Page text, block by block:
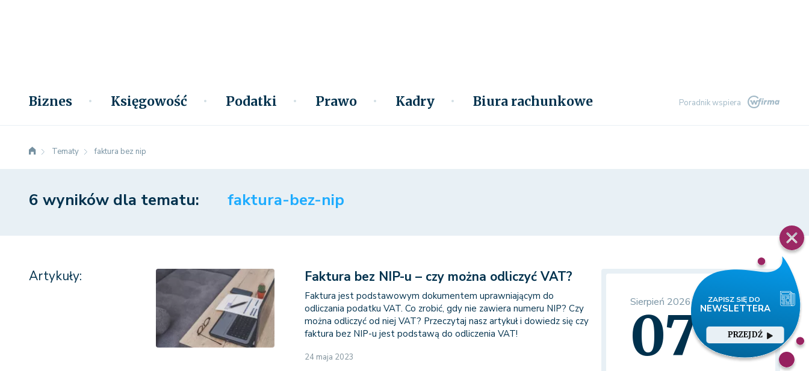
Biznes Księgowość Podatki Prawo Kadry Biura rachunkowe Poradnik wspiera
PRZEJDŹ
Tematy faktura bez nip
6 wyników dla tematu: faktura-bez-nip
Artykuły: Faktura bez NIP-u – czy można odliczyć VAT?
Faktura jest podstawowym dokumentem uprawniającym do
odliczania podatku VAT. Co zrobić, gdy nie zawiera numeru NIP? Czy
można odliczyć od niej VAT? Przeczytaj nasz artykuł i dowiedz się czy
faktura bez NIP-u jest podstawą do odliczenia VAT!
24 maja 2023
Sierpień 2026
07